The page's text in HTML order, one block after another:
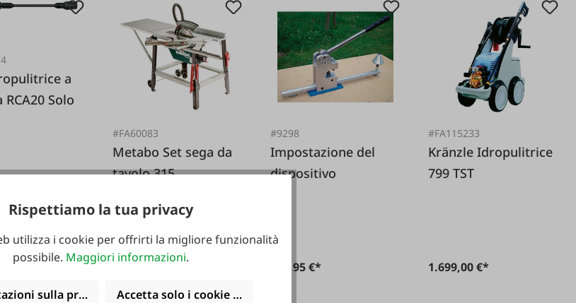
Solo
#FA60083
Metabo Set sega da
tavolo 315
#9298
Impostazione del
dispositivo
199,95 €*
#FA115233
Kränzle Idropulitrice
799 TST
1.699,00 €*
Rispettiamo la tua privacy
utilizza i cookie per offrirti la migliore funzionalità
possibile. Maggiori informazioni.
sulla privacy Accetta solo i cookie funzionali